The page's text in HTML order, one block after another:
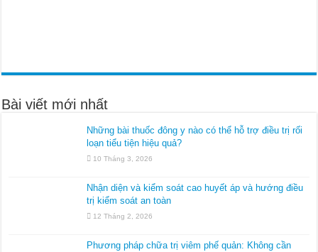
Bài viết mới nhất
Những bài thuốc đông y nào có thể hỗ trợ điều trị rối
loạn tiểu tiện hiệu quả?
10 Tháng 3, 2026
Nhận diện và kiểm soát cao huyết áp và hướng điều
trị kiểm soát an toàn
12 Tháng 2, 2026
Phương pháp chữa trị viêm phế quản: Không cần